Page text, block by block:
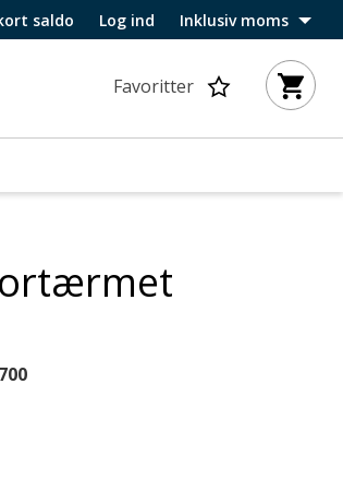
saldo Log ind Inklusiv moms
Favoritter